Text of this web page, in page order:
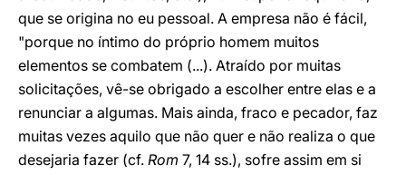
que se origina no eu pessoal. A empresa não é fácil,
"porque no íntimo do próprio homem muitos
elementos se combatem (...). Atraído por muitas
solicitações, vê-se obrigado a escolher entre elas e a
renunciar a algumas. Mais ainda, fraco e pecador, faz
muitas vezes aquilo que não quer e não realiza o que
desejaria fazer (cf. Rom 7, 14 ss.), sofre assim em si